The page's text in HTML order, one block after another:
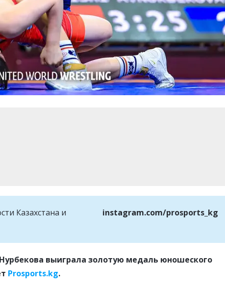
Казахстана и
instagram.com/prosports_kg
выиграла золотую медаль юношеского
Prosports.kg.